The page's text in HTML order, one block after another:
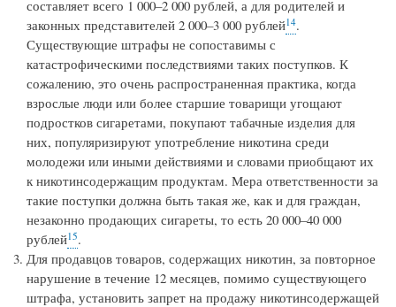
составляет всего 1 000–2 000 рублей, а для родителей и
законных представителей 2 000–3 000 рублей14.
Существующие штрафы не сопоставимы с
катастрофическими последствиями таких поступков. К
сожалению, это очень распространенная практика, когда
взрослые люди или более старшие товарищи угощают
подростков сигаретами, покупают табачные изделия для
них, популяризируют употребление никотина среди
молодежи или иными действиями и словами приобщают их
к никотинсодержащим продуктам. Мера ответственности за
такие поступки должна быть такая же, как и для граждан,
незаконно продающих сигареты, то есть 20 000–40 000
рублей15.
Для продавцов товаров, содержащих никотин, за повторное
нарушение в течение 12 месяцев, помимо существующего
штрафа, установить запрет на продажу никотинсодержащей